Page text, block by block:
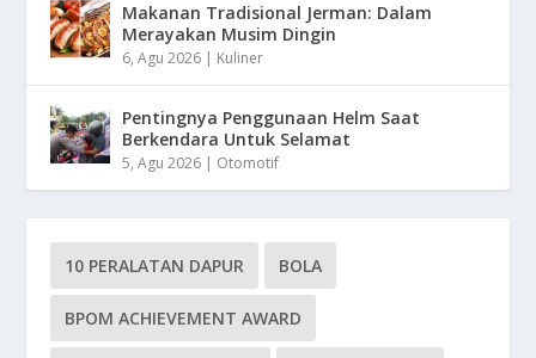
Makanan Tradisional Jerman: Dalam
Merayakan Musim Dingin
6, Agu 2026 | Kuliner
Pentingnya Penggunaan Helm Saat
Berkendara Untuk Selamat
5, Agu 2026 | Otomotif
10 PERALATAN DAPUR BOLA
BPOM ACHIEVEMENT AWARD